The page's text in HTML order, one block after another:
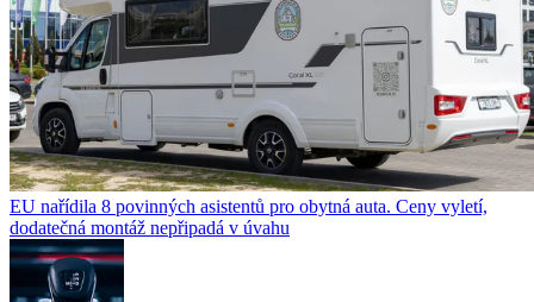
EU nařídila 8 povinných asistentů pro obytná auta. Ceny vyletí,
dodatečná montáž nepřipadá v úvahu